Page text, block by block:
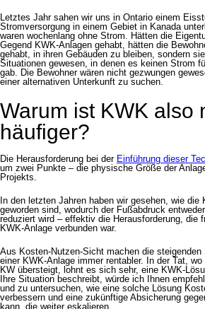
Letztes Jahr sahen wir uns in Ontario einem
Stromversorgung in einem Gebiet in Kanada
waren wochenlang ohne Strom. Hätten die
Gegend KWK-Anlagen gehabt, hätten die
gehabt, in ihren Gebäuden zu bleiben, sondern
Situationen gewesen, in denen es keinen Strom
gab. Die Bewohner wären nicht gezwungen
einer alternativen Unterkunft zu suchen.
Warum ist KWK also
häufiger?
Die Herausforderung bei der Einführung dieser
um zwei Punkte – die physische Größe der
Projekts.
In den letzten Jahren haben wir gesehen, wie die
geworden sind, wodurch der Fußabdruck
reduziert wird – effektiv die Herausforderung, die
KWK-Anlage verbunden war.
Aus Kosten-Nutzen-Sicht machen die
einer KWK-Anlage immer rentabler. In der Tat,
KW übersteigt, lohnt es sich sehr, eine KWK-
Ihre Situation beschreibt, würde ich Ihnen
und zu untersuchen, wie eine solche Lösung
verbessern und eine zukünftige Absicherung
kann, die weiter eskalieren.